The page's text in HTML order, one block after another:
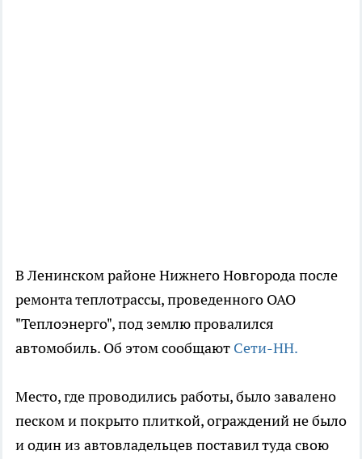
В Ленинском районе Нижнего Новгорода после
ремонта теплотрассы, проведенного ОАО
"Теплоэнерго", под землю провалился
автомобиль. Об этом сообщают Сети-НН.
Место, где проводились работы, было завалено
песком и покрыто плиткой, ограждений не было
и один из автовладельцев поставил туда свою